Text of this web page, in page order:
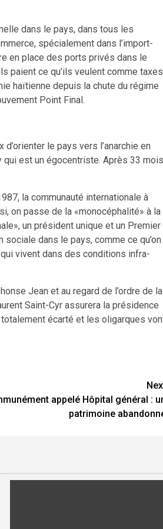
dans le pays, dans tous les
spécialement dans l’import-
en place des ports privés dans le
paient ce qu’ils veulent comme taxes
haïtienne depuis la chute du régime
Point Final.
le pays vers l’anarchie en
qui est un égocentriste. Après 33
la communauté internationale à
on passe de la «monocéphalité» à la
un président unique et un Premier
dans le pays, comme ce qu’on
vivent dans des conditions infra-
Jean et au regard de l’ordre de la
Saint-Cyr assurera la présidence
écarté et les oligarques
appelé Hôpital général :
patrimoine